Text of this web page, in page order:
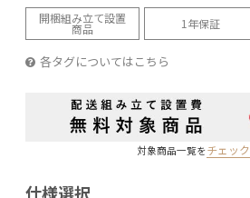
開梱組み立て設置
商品 1年保証
各タグについてはこちら
対象商品一覧をチェック
仕様選択